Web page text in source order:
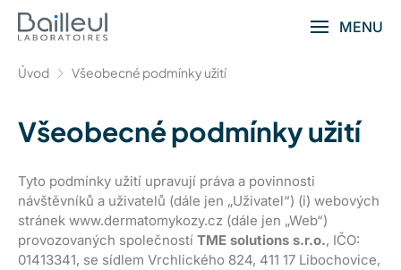
MENU
Úvod Všeobecné podmínky užití
Všeobecné podmínky užití
Tyto podmínky užití upravují práva a povinnosti
návštěvníků a uživatelů (dále jen „Uživatel“) (i) webových
stránek www.dermatomykozy.cz (dále jen „Web“)
provozovaných společností TME solutions s.r.o., IČO:
01413341, se sídlem Vrchlického 824, 411 17 Libochovice,